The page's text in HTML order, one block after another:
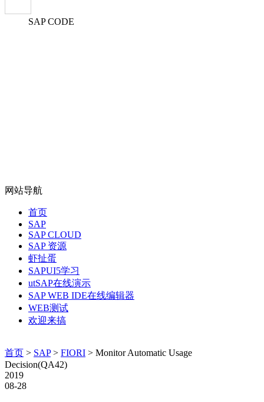
SAP CODE
网站导航
首页
SAP
SAP CLOUD
SAP 资源
虾扯蛋
SAPUI5学习
utSAP在线演示
SAP WEB IDE在线编辑器
WEB测试
欢迎来搞
首页 > SAP> FIORI > Monitor Automatic Usage
Decision(QA42)
2019
08-28